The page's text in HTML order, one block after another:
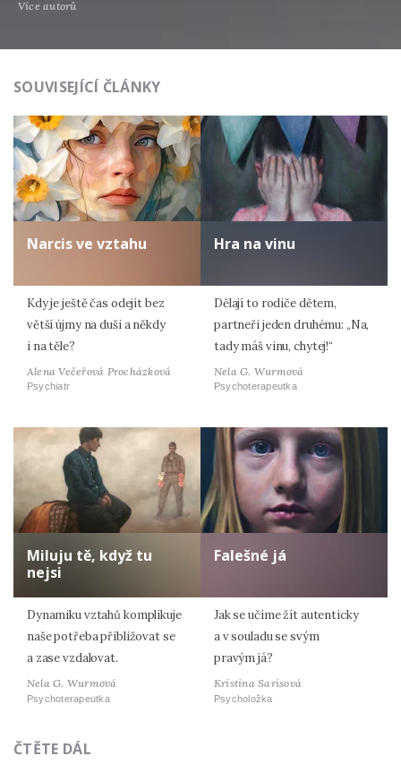
Více autorů
SOUVISEJÍCÍ ČLÁNKY
Narcis ve vztahu
Kdy je ještě čas odejít bez
větší újmy na duši a někdy
i na těle?
Alena Večeřová Procházková
Psychiatr
Hra na vinu
Dělají to rodiče dětem,
partneři jeden druhému: „Na,
tady máš vinu, chytej!“
Nela G. Wurmová
Psychoterapeutka
Miluju tě, když tu
nejsi
Dynamiku vztahů komplikuje
naše potřeba přibližovat se
a zase vzdalovat.
Nela G. Wurmová
Psychoterapeutka
Falešné já
Jak se učíme žít autenticky
a v souladu se svým
pravým já?
Kristina Sarisová
Psycholožka
ČTĚTE DÁL